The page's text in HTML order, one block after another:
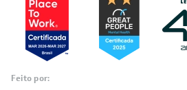
Feito por: